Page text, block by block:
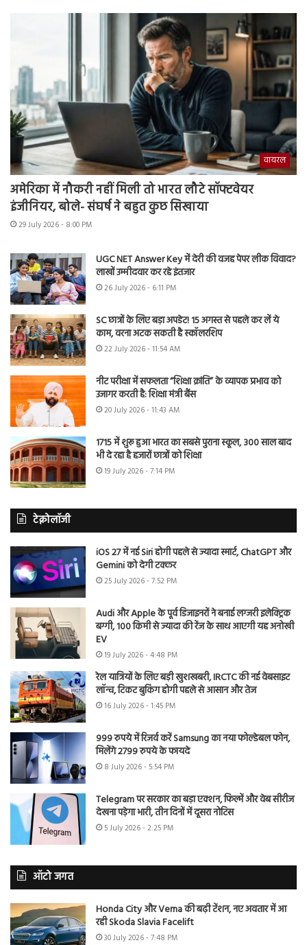
वायरल
अमेरिका में नौकरी नहीं मिली तो भारत लौटे सॉफ्टवेयर
इंजीनियर, बोले- संघर्ष ने बहुत कुछ सिखाया
29 July 2026 - 8:00 PM
UGC NET Answer Key में देरी की वजह पेपर लीक विवाद?
लाखों उम्मीदवार कर रहे इंतजार
26 July 2026 - 6:11 PM
SC छात्रों के लिए बड़ा अपडेट! 15 अगस्त से पहले कर लें ये
काम, वरना अटक सकती है स्कॉलरशिप
22 July 2026 - 11:54 AM
नीट परीक्षा में सफलता “शिक्षा क्रांति” के व्यापक प्रभाव को
उजागर करती है: शिक्षा मंत्री बैंस
20 July 2026 - 11:43 AM
1715 में शुरू हुआ भारत का सबसे पुराना स्कूल, 300 साल बाद
भी दे रहा है हजारों छात्रों को शिक्षा
19 July 2026 - 7:14 PM
टेक्नोलॉजी
iOS 27 में नई Siri होगी पहले से ज्यादा स्मार्ट, ChatGPT और
Gemini को देगी टक्कर
25 July 2026 - 7:52 PM
Audi और Apple के पूर्व डिजाइनरों ने बनाई लग्जरी इलेक्ट्रिक
बग्गी, 100 किमी से ज्यादा की रेंज के साथ आएगी यह अनोखी
EV
19 July 2026 - 4:48 PM
रेल यात्रियों के लिए बड़ी खुशखबरी, IRCTC की नई वेबसाइट
लॉन्च, टिकट बुकिंग होगी पहले से आसान और तेज
16 July 2026 - 1:45 PM
999 रुपये में रिजर्व करें Samsung का नया फोल्डेबल फोन,
मिलेंगे 2799 रुपये के फायदे
8 July 2026 - 5:54 PM
Telegram पर सरकार का बड़ा एक्शन, फिल्में और वेब सीरीज
देखना पड़ेगा भारी, तीन दिनों में दूसरा नोटिस
5 July 2026 - 2:25 PM
ऑटो जगत
Honda City और Verna की बढ़ी टेंशन, नए अवतार में आ
रही Skoda Slavia Facelift
30 July 2026 - 7:48 PM